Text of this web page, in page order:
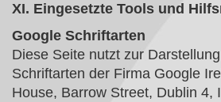
XI. Eingesetzte Tools und
Google Schriftarten
Diese Seite nutzt zur
Schriftarten der Firma Google
House, Barrow Street, Dublin 4,